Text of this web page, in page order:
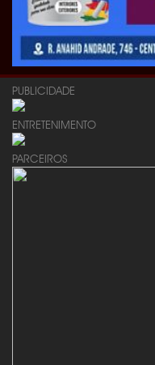
PUBLICIDADE
ENTRETENIMENTO
PARCEIROS